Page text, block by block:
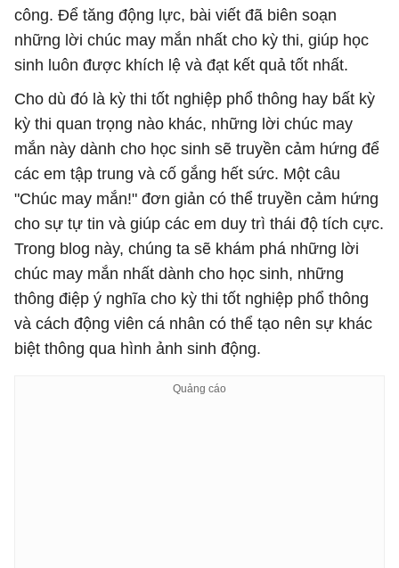
công. Để tăng động lực, bài viết đã biên soạn
những lời chúc may mắn nhất cho kỳ thi, giúp học
sinh luôn được khích lệ và đạt kết quả tốt nhất.
Cho dù đó là kỳ thi tốt nghiệp phổ thông hay bất kỳ
kỳ thi quan trọng nào khác, những lời chúc may
mắn này dành cho học sinh sẽ truyền cảm hứng để
các em tập trung và cố gắng hết sức. Một câu
"Chúc may mắn!" đơn giản có thể truyền cảm hứng
cho sự tự tin và giúp các em duy trì thái độ tích cực.
Trong blog này, chúng ta sẽ khám phá những lời
chúc may mắn nhất dành cho học sinh, những
thông điệp ý nghĩa cho kỳ thi tốt nghiệp phổ thông
và cách động viên cá nhân có thể tạo nên sự khác
biệt thông qua hình ảnh sinh động.